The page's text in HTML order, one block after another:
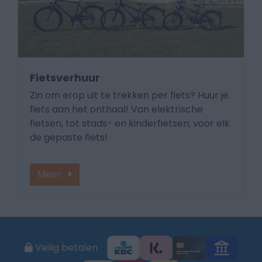
Fietsverhuur
Zin om erop uit te trekken per fiets? Huur je
fiets aan het onthaal! Van elektrische
fietsen, tot stads- en kinderfietsen; voor elk
de gepaste fiets!
Meer
Veilig betalen